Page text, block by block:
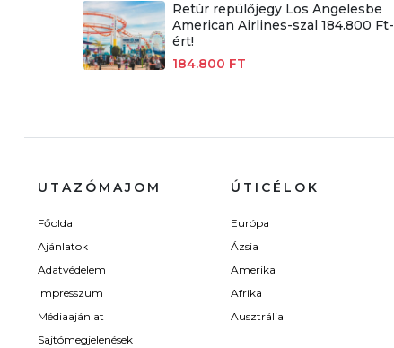
Retúr repülőjegy Los Angelesbe
American Airlines-szal 184.800 Ft-
ért!
184.800 FT
UTAZÓMAJOM
Főoldal
Ajánlatok
Adatvédelem
Impresszum
Médiaajánlat
Sajtómegjelenések
ÚTICÉLOK
Európa
Ázsia
Amerika
Afrika
Ausztrália